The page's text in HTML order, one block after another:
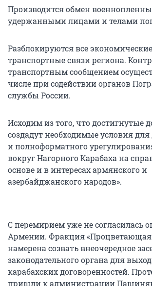
Производится обмен
удержанными лицами и телами
Разблокируются все
транспортные связи региона.
транспортным сообщением
числе при содействии органов
службы России.
Исходим из того, что достигнутые
создадут необходимые условия для
и полноформатного
вокруг Нагорного Карабаха на
основе и в интересах армянского и
азербайджанского народов».
С перемирием уже не согласилась
Армении. Фракция
намерена созвать внеочередное
законодательного органа для
карабахских договоренностей.
пришли к администрации